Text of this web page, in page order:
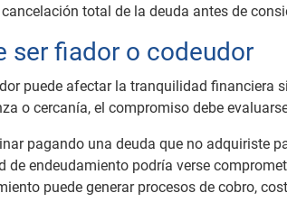
total de la deuda antes de
ser fiador o codeudor
puede afectar la tranquilidad financiera
o cercanía, el compromiso debe
pagando una deuda que no adquiriste
de endeudamiento podría verse
puede generar procesos de cobro,